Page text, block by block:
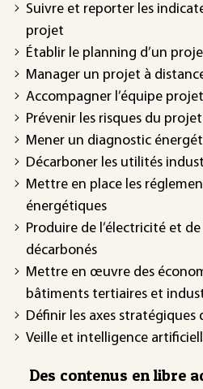
Suivre et reporter les
projet
Établir le planning d’un
Manager un projet à
Accompagner l’équipe
Prévenir les risques du projet
Mener un diagnostic
Décarboner les utilités
Mettre en place les
énergétiques
Produire de l’électricité et
décarbonés
Mettre en œuvre des
bâtiments tertiaires et
Définir les axes stratégiques
Veille et intelligence
Des contenus en libre